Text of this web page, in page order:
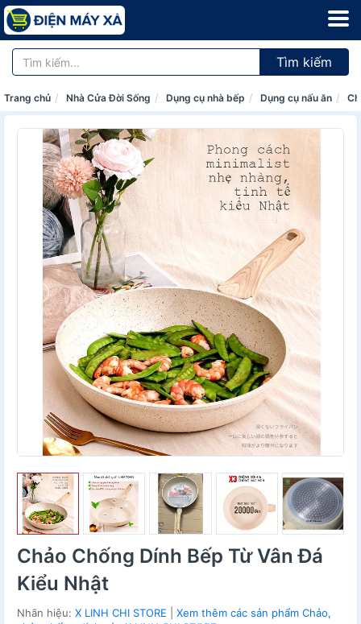
Tìm kiếm
Trang chủ Nhà Cửa Đời Sống Dụng cụ nhà bếp Dụng cụ nấu ăn
Chảo Chống Dính Bếp Từ Vân Đá
Kiểu Nhật
Nhãn hiệu: X LINH CHI STORE
Xem thêm các sản phẩm Chảo,